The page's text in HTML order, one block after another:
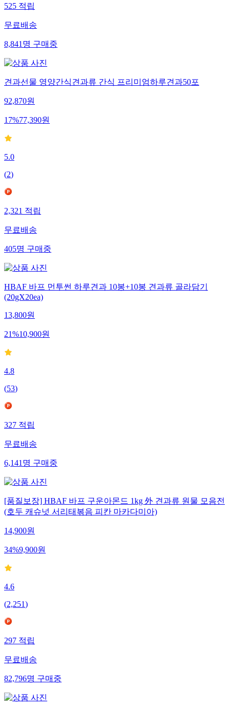
525 적립
무료배송
8,841 명 구매중
견과선물 영양간식견과류 간식 프리미엄하루견과50포
92,870원
17%77,390원
5.0
(2)
2,321 적립
무료배송
405명 구매중
HBAF 바프 먼투썬 하루견과 10봉+10봉 견과류 골라담기
(20gX20ea)
13,800원
21%10,900원
4.8
(53)
327 적립
무료배송
6,141 명 구매중
[품질보장] HBAF 바프 구운아몬드 1kg 外 견과류 원물 모음전
(호두 캐슈넛 서리태볶음 피칸 마카다미아)
14,900원
34%9,900원
4.6
(2,251)
297 적립
무료배송
82,796명 구매중